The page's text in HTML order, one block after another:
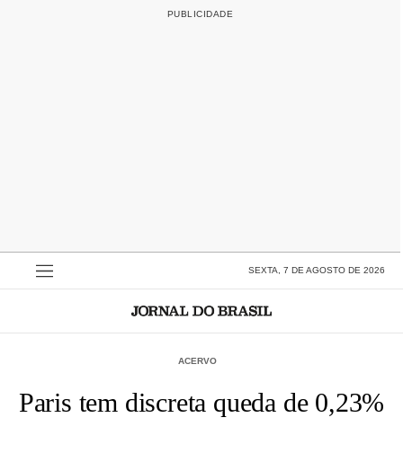
SEXTA, 7 DE AGOSTO DE 2026
ACERVO
Paris tem discreta queda de 0,23%